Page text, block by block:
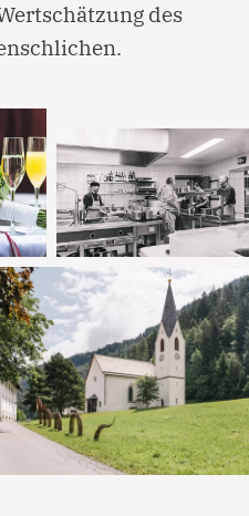
des